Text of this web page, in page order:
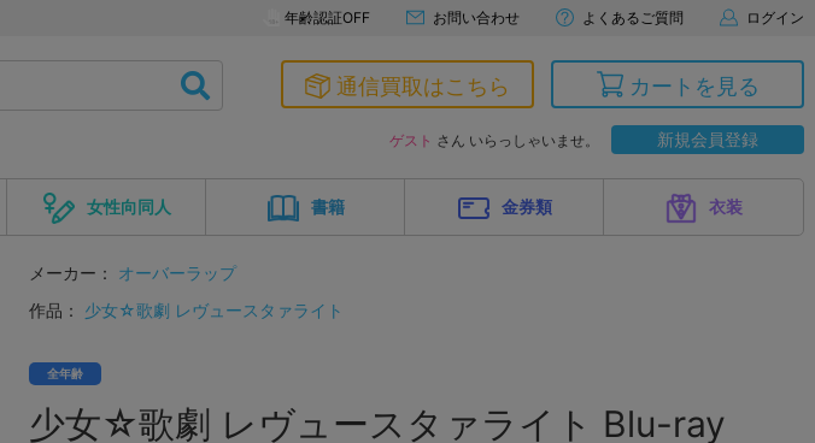
年齢認証OFF お問い合わせ よくあるご質問 ログイン
通信買取はこちら カートを見る
ゲスト さん いらっしゃいませ。 新規会員登録
女性向同人 書籍 金券類 衣装
メーカー：
オーバーラップ
作品：
少女☆歌劇 レヴュースタァライト
全年齢
少女☆歌劇 レヴュースタァライト Blu-ray